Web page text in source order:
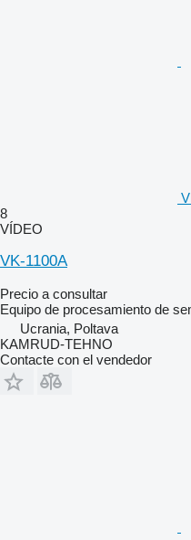
8
VÍDEO
VK-1100A
Precio a consultar
Equipo de procesamiento de
Ucrania, Poltava
KAMRUD-TEHNO
Contacte con el vendedor